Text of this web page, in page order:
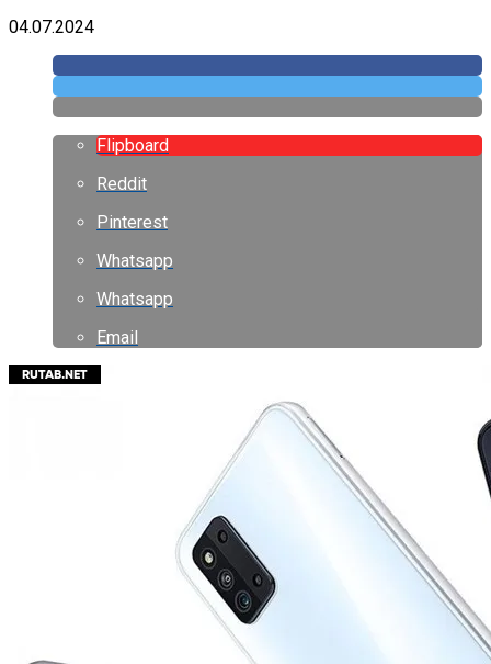
04.07.2024
Flipboard
Reddit
Pinterest
Whatsapp
Whatsapp
Email